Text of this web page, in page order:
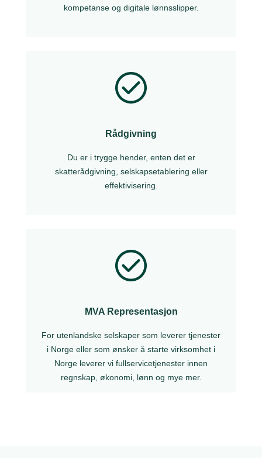
kompetanse og digitale lønnsslipper.
Rådgivning
Du er i trygge hender, enten det er
skatterådgivning, selskapsetablering eller
effektivisering.
MVA Representasjon
For utenlandske selskaper som leverer tjenester
i Norge eller som ønsker å starte virksomhet i
Norge leverer vi fullservicetjenester innen
regnskap, økonomi, lønn og mye mer.